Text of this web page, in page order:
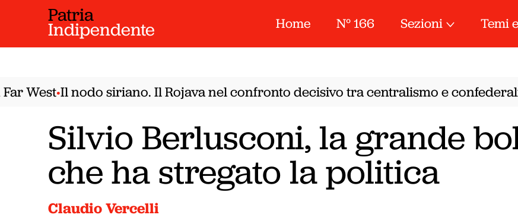
Patria
Indipendente Home N° 166 Sezioni Temi
West•Il nodo siriano. Il Rojava nel confronto decisivo tra centralismo e
Silvio Berlusconi, la grande
che ha stregato la politica
Claudio Vercelli